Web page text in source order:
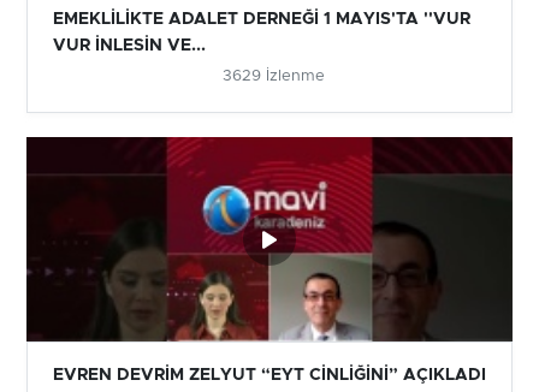
EMEKLİLİKTE ADALET DERNEĞİ 1 MAYIS'TA ''VUR
VUR İNLESİN VE...
3629 İzlenme
EVREN DEVRİM ZELYUT “EYT CİNLİĞİNİ” AÇIKLADI